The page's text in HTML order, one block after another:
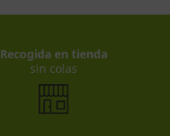
Recogida en tienda
sin colas